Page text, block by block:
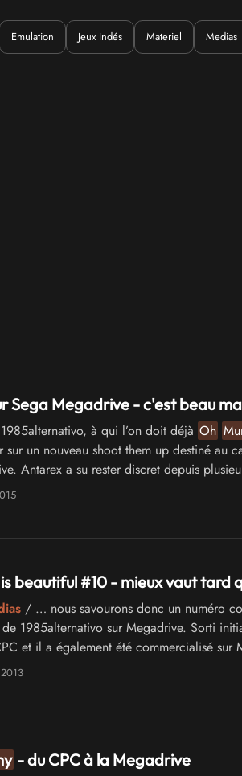
Quoi ?
Emulation Jeux Indés Materiel Medias
Sega Megadrive - c'est beau
à qui l’on doit déjà Oh
sur un nouveau shoot them up destiné au
Antarex a su rester discret depuis
son existence. Mais aujourd'hui, une
d'arriver sur la toile...
beautiful #10 - mieux vaut tard
/ … nous savourons donc un numéro
de 1985alternativo sur Megadrive. Sorti
et il a également été commercialisé sur
a même vu le jour …
- du CPC à la Megadrive